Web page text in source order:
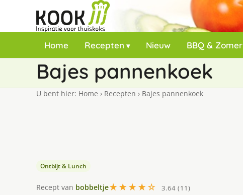
Home Recepten Nieuw BBQ & Zomer
Bajes pannenkoek
U bent hier: Home › Recepten › Bajes pannenkoek
Ontbijt & Lunch
Recept van bobbeltje★★★★☆ 3.64 (11)